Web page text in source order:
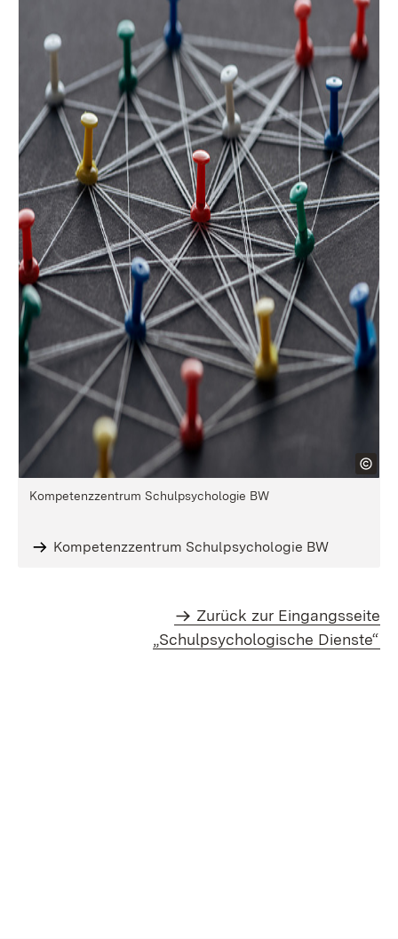
Kompetenzzentrum Schulpsychologie BW
Kompetenzzentrum Schulpsychologie BW
Zurück zur Eingangsseite
„Schulpsychologische Dienste“